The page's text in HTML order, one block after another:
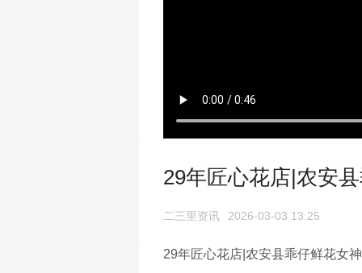
29年匠心花店|农安
二三里资讯 2026-03-03 13:25
29年匠心花店|农安县乖仔鲜花女